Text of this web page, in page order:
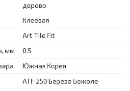
дерево
Клеевая
Art Tile Fit
мм
0.5
Южная Корея
ATF 250 Берёза Божоле